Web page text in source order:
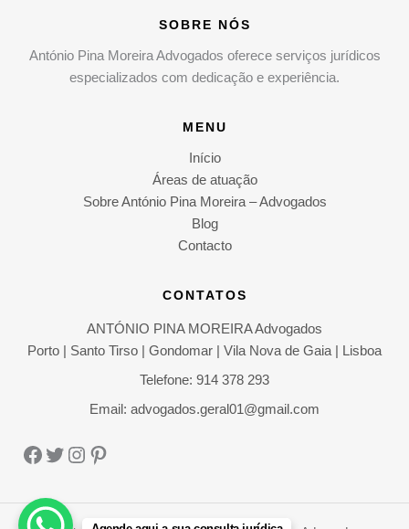
SOBRE NÓS
António Pina Moreira Advogados oferece serviços jurídicos
especializados com dedicação e experiência.
MENU
Início
Áreas de atuação
Sobre António Pina Moreira – Advogados
Blog
Contacto
CONTATOS
ANTÓNIO PINA MOREIRA Advogados
Porto | Santo Tirso | Gondomar | Vila Nova de Gaia | Lisboa
Telefone: 914 378 293
Email: advogados.geral01@gmail.com
Facebook
Twitter
Instagram
Pinterest